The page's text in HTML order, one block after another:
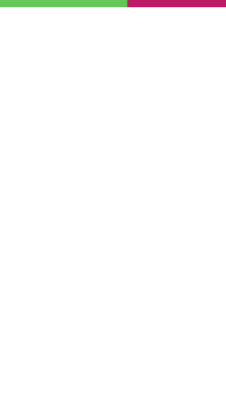
KMK House Band.